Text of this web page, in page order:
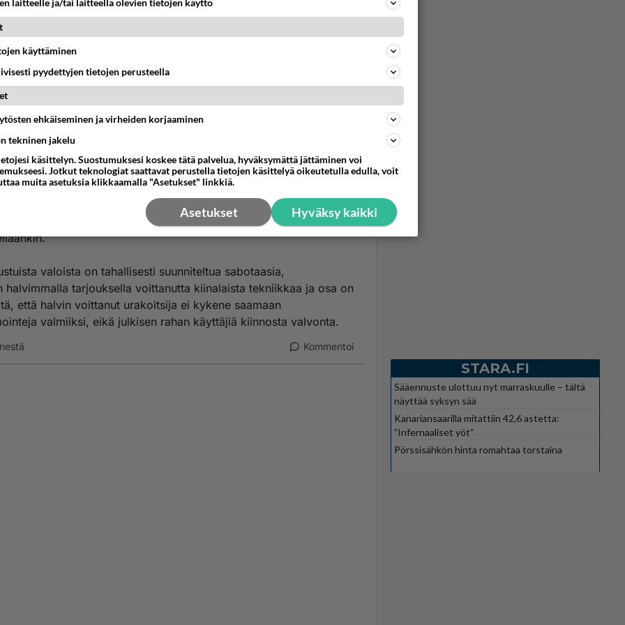
01-02 22:17:17
kirjoitti:
säädetään liikennemääriä.
pitäisi vähentää?
turhat pysäytykset tarkoittavat myös turhaa sudittelua
kun lähdetään liikkeelle.
saadaan normaalilla kelillä ajoneuvon päästöt risteysten
vielä liukasta keliä ja hidasälyistä toimistoväkeä,niin sitten vasta
valoista on tahallisesti suunniteltua sabotaasia,
halvimmalla tarjouksella voittanutta kiinalaista tekniikkaa ja osa on
että halvin voittanut urakoitsija ei kykene saamaan
valmiiksi, eikä julkisen rahan käyttäjiä kiinnosta valvonta.
Kommentoi
STARA.FI
Sääennuste ulottuu nyt marraskuulle – tältä
näyttää syksyn sää
Kanariansaarilla mitattiin 42,6 astetta:
”Infernaaliset yöt”
Pörssisähkön hinta romahtaa torstaina
laitteelle ja/tai laitteella olevien tietojen käyttö
käyttäminen
pyydettyjen tietojen perusteella
ehkäiseminen ja virheiden korjaaminen
tekninen jakelu
käsittelyn. Suostumuksesi koskee tätä palvelua, hyväksymättä jättäminen voi
Jotkut teknologiat saattavat perustella tietojen käsittelyä oikeutetulla edulla, voit
muita asetuksia klikkaamalla "Asetukset" linkkiä.
Hyväksy kaikki
Asetukset